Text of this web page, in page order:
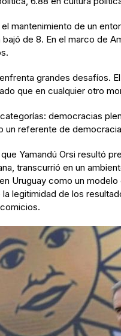
mantenimiento de un
de 8. En el marco de
grandes
que en cualquier otro
democracias
un referente de
Yamandú Orsi resultó
transcurrió en un
Uruguay como un
legitimidad de los